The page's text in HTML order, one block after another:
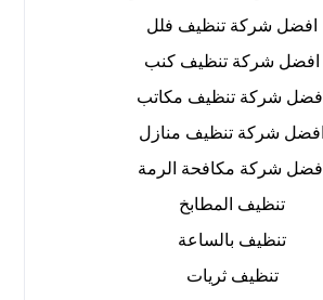
افضل شركة تنظيف فلل
افضل شركة تنظيف كنب
افضل شركة تنظيف مكاتب
افضل شركة تنظيف منازل
افضل شركة مكافحة الرمة
تنظيف المطابخ
تنظيف بالساعة
تنظيف ثريات